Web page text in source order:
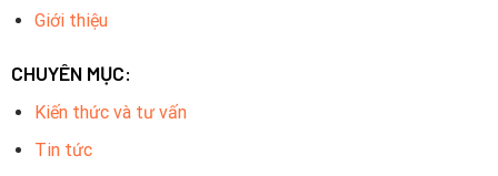
Giới thiệu
CHUYÊN MỤC:
Kiến thức và tư vấn
Tin tức